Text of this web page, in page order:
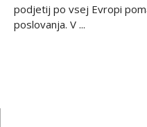
podjetij po vsej Evropi
poslovanja. V ...